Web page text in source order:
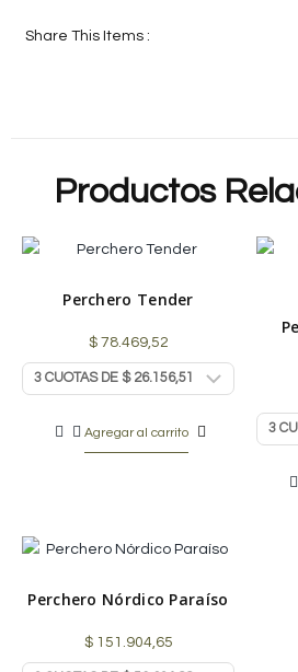
Share This Items :
Productos
Perchero Tender
$78.469,52
Agregar al carrito
Perchero Nórdico Paraíso
$151.904,65